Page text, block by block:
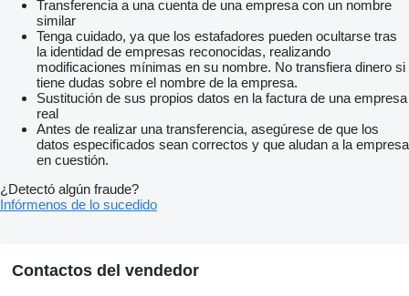
Transferencia a una cuenta de una empresa con un nombre
similar
Tenga cuidado, ya que los estafadores pueden ocultarse tras
la identidad de empresas reconocidas, realizando
modificaciones mínimas en su nombre. No transfiera dinero si
tiene dudas sobre el nombre de la empresa.
Sustitución de sus propios datos en la factura de una empresa
real
Antes de realizar una transferencia, asegúrese de que los
datos especificados sean correctos y que aludan a la empresa
en cuestión.
¿Detectó algún fraude?
Infórmenos de lo sucedido
Contactos del vendedor